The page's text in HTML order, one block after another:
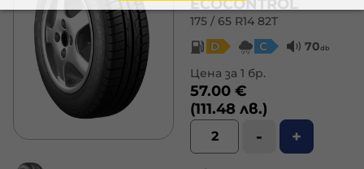
ECOCONTROL
175 / 65 R14 82T
D
C 70db
Цена за 1 бр.
57.00 €
(111.48 лв.)
- +